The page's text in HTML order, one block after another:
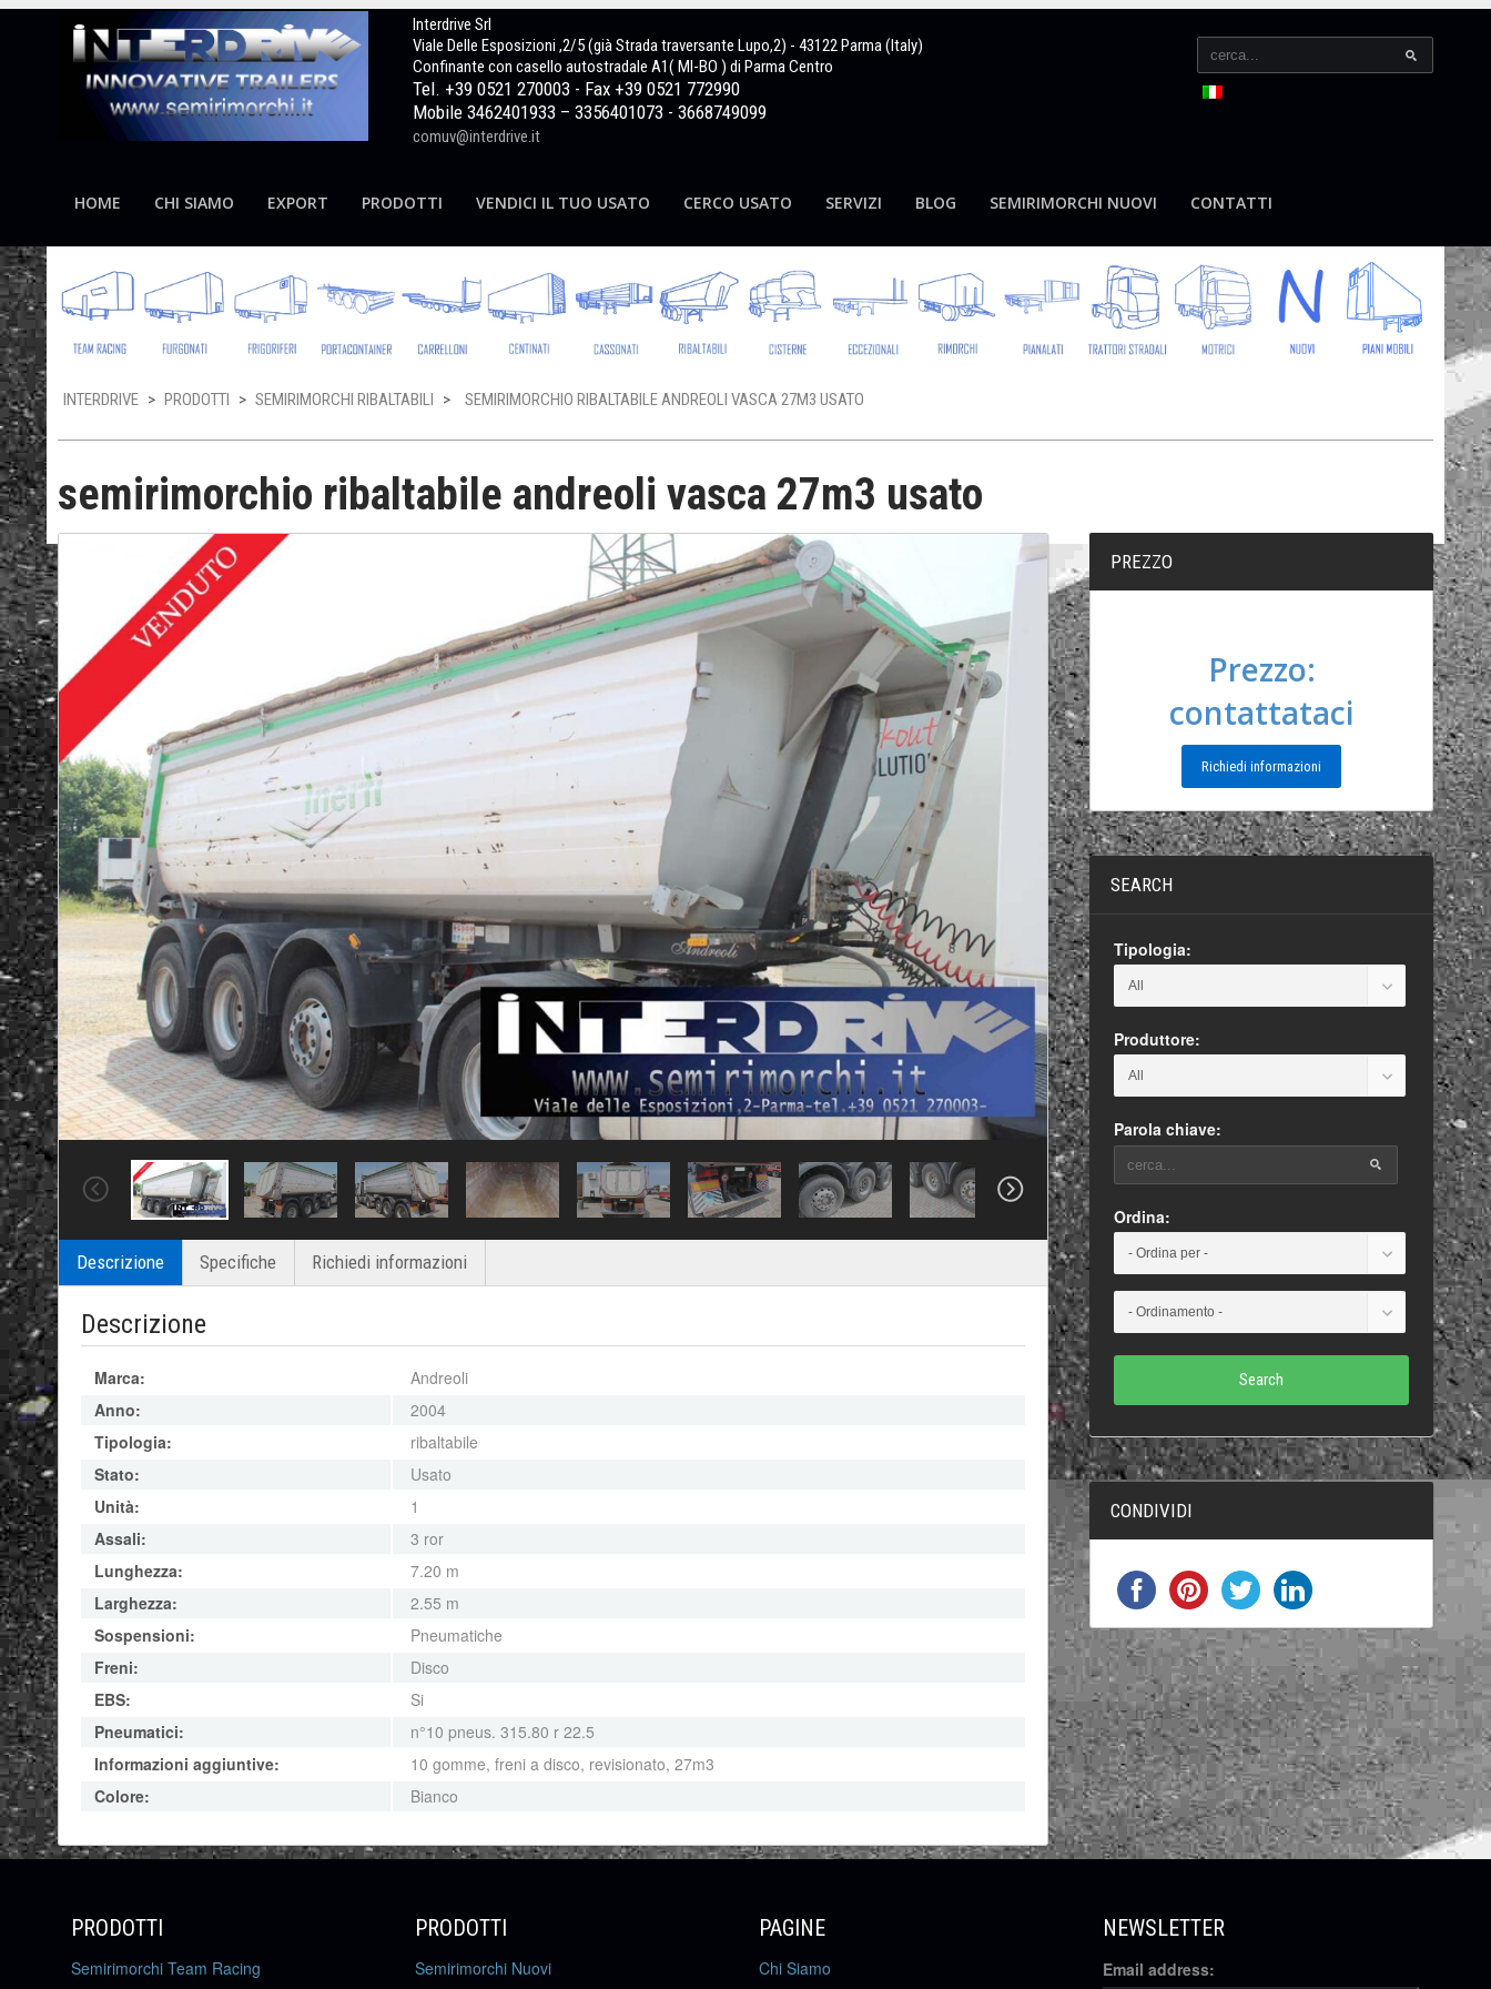
Interdrive Srl
Viale Delle Esposizioni ,2/5 (già Strada traversante Lupo,2) - 43122 Parma (Italy)
Confinante con casello autostradale A1( MI-BO ) di Parma Centro
Tel. +39 0521 270003 - Fax +39 0521 772990
Mobile 3462401933 – 3356401073 - 3668749099
comuv@interdrive.it
HOME CHI SIAMO EXPORT PRODOTTI VENDICI IL TUO USATO CERCO USATO SERVIZI BLOG SEMIRIMORCHI NUOVI CONTATTI
INTERDRIVE > PRODOTTI > SEMIRIMORCHI RIBALTABILI > SEMIRIMORCHIO RIBALTABILE ANDREOLI VASCA 27M3 USATO
semirimorchio ribaltabile andreoli vasca 27m3 usato
Descrizione Specifiche Richiedi informazioni
Descrizione
Marca:
Andreoli
Anno:
2004
Tipologia:
ribaltabile
Stato:
Usato
Unità:
1
Assali:
3 ror
Lunghezza:
7.20 m
Larghezza:
2.55 m
Sospensioni:
Pneumatiche
Freni:
Disco
EBS:
Si
Pneumatici:
n°10 pneus. 315.80 r 22.5
Informazioni aggiuntive:
10 gomme, freni a disco, revisionato, 27m3
Colore:
Bianco
PREZZO
Prezzo:
contattataci
Richiedi informazioni
SEARCH
Tipologia:
Produttore:
Parola chiave:
Ordina:
Search
CONDIVIDI
PRODOTTI
Semirimorchi Team Racing
PRODOTTI
Semirimorchi Nuovi
PAGINE
Chi Siamo
NEWSLETTER
Email address: